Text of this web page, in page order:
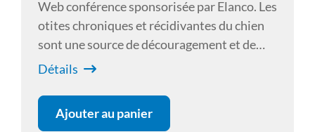
Web conférence sponsorisée par Elanco. Les
otites chroniques et récidivantes du chien
sont une source de découragement et de
frustration pour les propriétaires et les
nécessaire pour évaluer le degré d’atteinte
des différentes structures auriculaires,
Détails
Ajouter au panier